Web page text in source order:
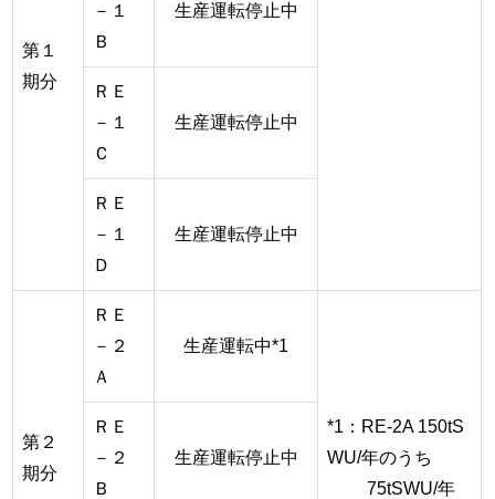
第１
期分
－１
Ｂ
生産運転停止中
ＲＥ
－１
Ｃ
生産運転停止中
ＲＥ
－１
Ｄ
生産運転停止中
第２
期分
ＲＥ
－２
Ａ
生産運転中*1
*1：RE-2A 150tS
WU/年のうち
75tSWU/年
ＲＥ
－２
Ｂ
生産運転停止中